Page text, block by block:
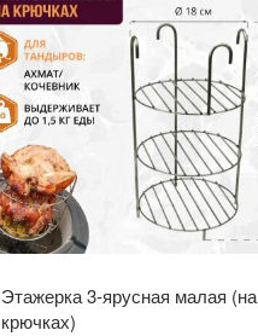
Этажерка 3-ярусная малая (на
крючках)